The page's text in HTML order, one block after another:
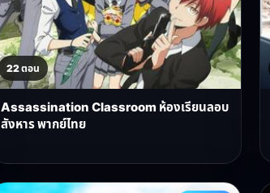
22 ตอน
Assassination Classroom ห้องเรียนลอบ
สังหาร พากย์ไทย